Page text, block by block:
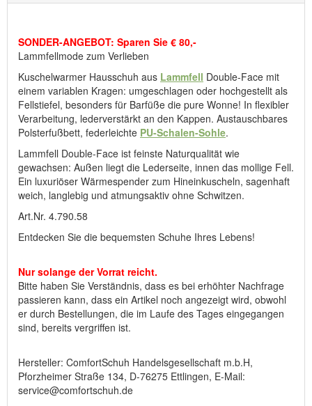
bereits vergriffen ist.
Hersteller: ComfortSchuh Handelsgesellschaft m.b.H, Pforzheimer
Straße 134, D-76275 Ettlingen, E-Mail: service@comfortschuh.de
SONDER-ANGEBOT: Sparen Sie € 80,-
Lammfellmode zum Verlieben
Kuschelwarmer Hausschuh aus Lammfell Double-Face mit
einem variablen Kragen: umgeschlagen oder hochgestellt als
Fellstiefel, besonders für Barfüße die pure Wonne! In flexibler
Verarbeitung, lederverstärkt an den Kappen. Austauschbares
Polsterfußbett, federleichte PU-Schalen-Sohle.
Lammfell Double-Face ist feinste Naturqualität wie
gewachsen: Außen liegt die Lederseite, innen das mollige Fell.
Ein luxuriöser Wärmespender zum Hineinkuscheln, sagenhaft
weich, langlebig und atmungsaktiv ohne Schwitzen.
Art.Nr. 4.790.58
Entdecken Sie die bequemsten Schuhe Ihres Lebens!
Nur solange der Vorrat reicht.
Bitte haben Sie Verständnis, dass es bei erhöhter Nachfrage
passieren kann, dass ein Artikel noch angezeigt wird, obwohl
er durch Bestellungen, die im Laufe des Tages eingegangen
sind, bereits vergriffen ist.
Hersteller: ComfortSchuh Handelsgesellschaft m.b.H,
Pforzheimer Straße 134, D-76275 Ettlingen, E-Mail:
service@comfortschuh.de